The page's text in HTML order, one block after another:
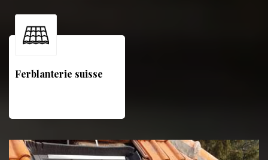
Ferblanterie suisse